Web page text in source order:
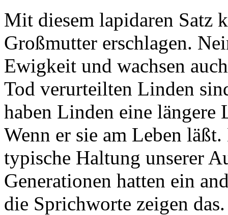
Mit diesem lapidaren Satz
Großmutter erschlagen.
Ewigkeit und wachsen
Tod verurteilten Linden
haben Linden eine längere
Wenn er sie am Leben
typische Haltung unserer
Generationen hatten ein
die Sprichworte zeigen das.